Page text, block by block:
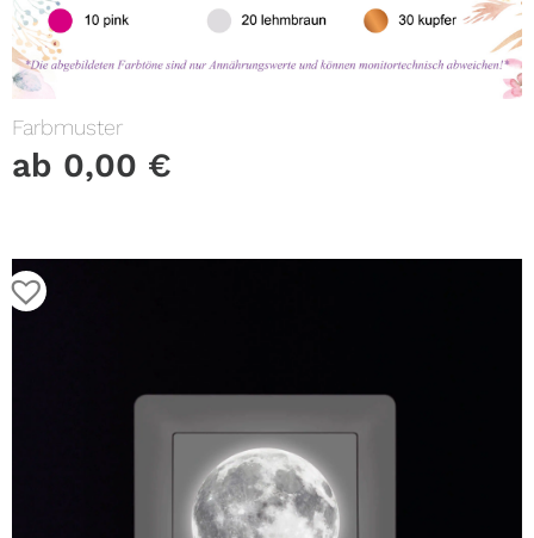
Farbmuster
ab 0,00 €